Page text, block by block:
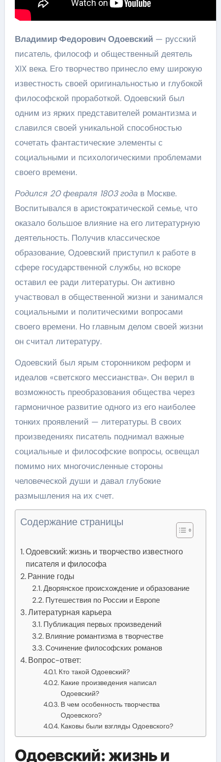
Владимир Федорович Одоевский— русский
писатель, философ и общественный деятель
XIX века. Его творчество принесло ему широкую
известность своей оригинальностью и глубокой
философской проработкой. Одоевский был
одним из ярких представителей романтизма и
славился своей уникальной способностью
сочетать фантастические элементы с
социальными и психологическими проблемами
своего времени.
Родился 20 февраля 1803 годав Москве.
Воспитывался в аристократической семье, что
оказало большое влияние на его литературную
деятельность. Получив классическое
образование, Одоевский приступил к работе в
сфере государственной службы, но вскоре
оставил ее ради литературы. Он активно
участвовал в общественной жизни и занимался
социальными и политическими вопросами
своего времени. Но главным делом своей жизни
он считал литературу.
Одоевский был ярым сторонником реформ и
идеалов «светского мессианства». Он верил в
возможность преобразования общества через
гармоничное развитие одного из его наиболее
тонких проявлений — литературы. В своих
произведениях писатель поднимал важные
социальные и философские вопросы, освещал
помимо них многочисленные стороны
человеческой души и давал глубокие
размышления на их счет.
Содержание страницы
Одоевский: жизнь и творчество известного
писателя и философа
Ранние годы
Дворянское происхождение и образование
Путешествия по России и Европе
Литературная карьера
Публикация первых произведений
Влияние романтизма в творчестве
Сочинение философских романов
Вопрос-ответ:
Кто такой Одоевский?
Какие произведения написал
Одоевский?
В чем особенность творчества
Одоевского?
Каковы были взгляды Одоевского?
Одоевский: жизнь и